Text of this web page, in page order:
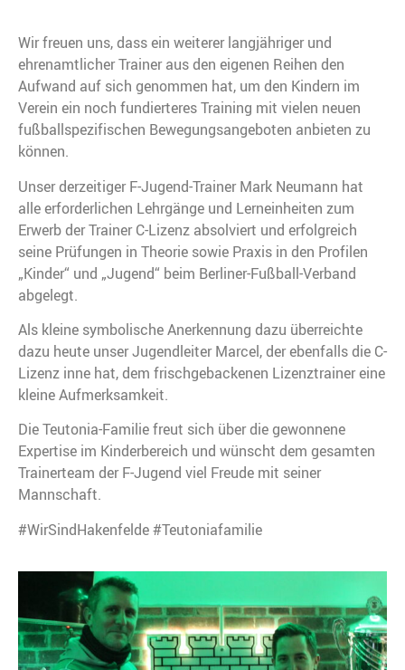
Wir freuen uns, dass ein weiterer langjähriger und
ehrenamtlicher Trainer aus den eigenen Reihen den
Aufwand auf sich genommen hat, um den Kindern im
Verein ein noch fundierteres Training mit vielen neuen
fußballspezifischen Bewegungsangeboten anbieten zu
können.
Unser derzeitiger F-Jugend-Trainer Mark Neumann hat
alle erforderlichen Lehrgänge und Lerneinheiten zum
Erwerb der Trainer C-Lizenz absolviert und erfolgreich
seine Prüfungen in Theorie sowie Praxis in den Profilen
„Kinder“ und „Jugend“ beim Berliner-Fußball-Verband
abgelegt.
Als kleine symbolische Anerkennung dazu überreichte
dazu heute unser Jugendleiter Marcel, der ebenfalls die C-
Lizenz inne hat, dem frischgebackenen Lizenztrainer eine
kleine Aufmerksamkeit.
Die Teutonia-Familie freut sich über die gewonnene
Expertise im Kinderbereich und wünscht dem gesamten
Trainerteam der F-Jugend viel Freude mit seiner
Mannschaft.
#WirSindHakenfelde #Teutoniafamilie